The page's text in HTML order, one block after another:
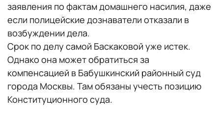
заявления по фактам домашнего насилия, даже
если полицейские дознаватели отказали в
возбуждении дела.
Срок по делу самой Баскаковой уже истек.
Однако она может обратиться за
компенсацией в Бабушкинский районный суд
города Москвы. Там обязаны учесть позицию
Конституционного суда.